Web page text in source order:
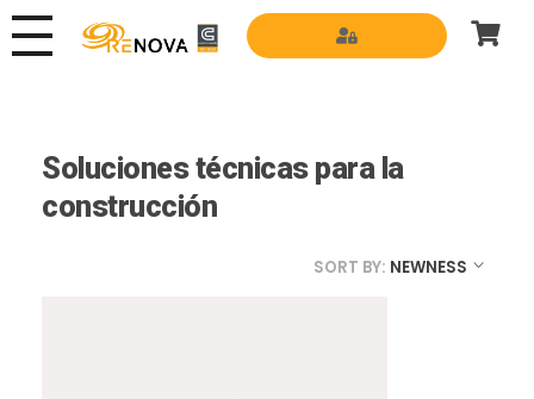
Soluciones técnicas para la
construcción
SORT BY: NEWNESS